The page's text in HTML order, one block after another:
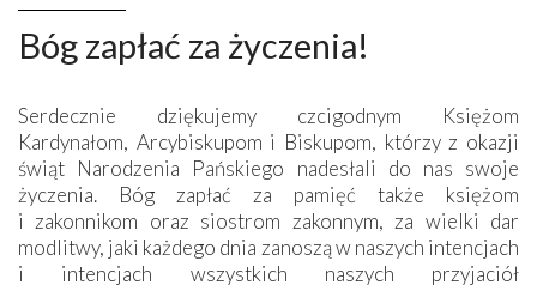
Bóg zapłać za życzenia!
Serdecznie dziękujemy czcigodnym Księżom
Kardynałom, Arcybiskupom i Biskupom, którzy z okazji
świąt Narodzenia Pańskiego nadesłali do nas swoje
życzenia. Bóg zapłać za pamięć także księżom
i zakonnikom oraz siostrom zakonnym, za wielki dar
modlitwy, jaki każdego dnia zanoszą w naszych intencjach
i intencjach wszystkich naszych przyjaciół